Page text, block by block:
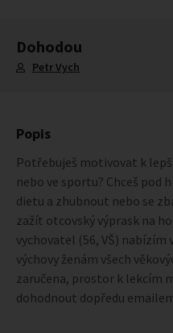
Dohodou
Petr Vych
Popis
Potřebuješ motivovat k
nebo ve sportu? Chceš pod
dietu a zhubnout nebo se
zažít otcovský výprask na
vychovatel (56, VŠ) nabízím
výchovy ženám všech
zaručena, prostor k lekcím
dohodnout dopředu